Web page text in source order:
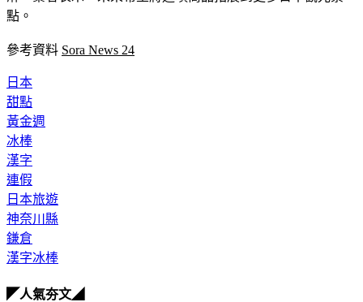
點。
參考資料 Sora News 24
日本
甜點
黃金週
冰棒
漢字
連假
日本旅遊
神奈川縣
鎌倉
漢字冰棒
◤人氣夯文◢